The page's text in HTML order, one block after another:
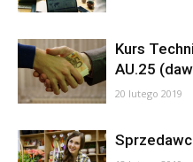
Kurs
AU.25
20 lutego 2019